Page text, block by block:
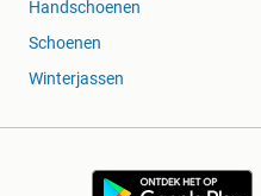
Handschoenen
Schoenen
Winterjassen